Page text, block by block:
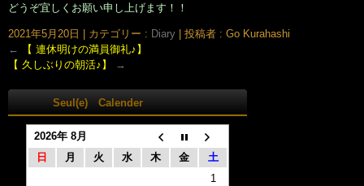
どうぞ宜しくお願い申し上げます！！
2021年5月20日 カテゴリー : Diary
投稿者 : Go Kurahashi
←
【 連休明けの満員御礼♪】
【 久しぶりの朝活♪】
→
Seul(e) Calender
2026年 8月
日
月 火 水 木 金
土
1